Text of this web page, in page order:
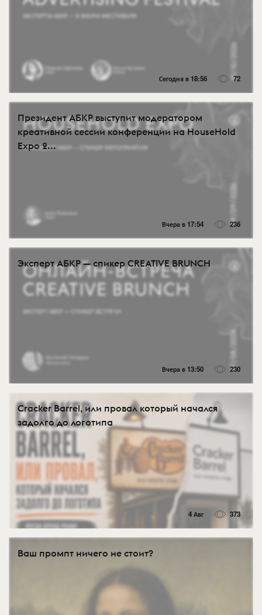
Сегодня в 18:56 72
Президент АБКР выступит модератором
креативной сессии конференции на HouseHold
Expo 2...
Вчера в 17:54 236
Эксперт АБКР — спикер CREATIVE BRUNCH
Вчера в 13:50 230
Cracker Barrel, или провал который начался
задолго до логотипа
4 Авг 373
Ваш промпт ничего не стоит?